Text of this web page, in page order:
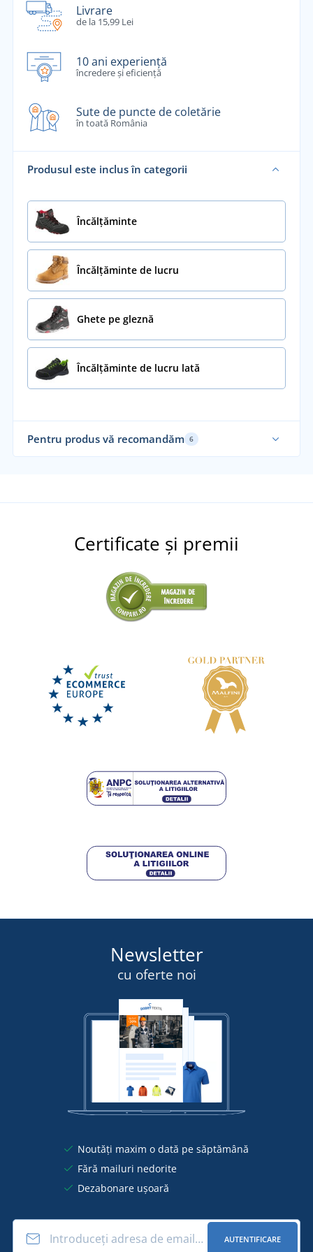
Livrare
de la 15,99 Lei
10 ani experiență
încredere și eficiență
Sute de puncte de coletărie
în toată România
Produsul este inclus în categorii
Încălţăminte
Încălțăminte de lucru
Ghete pe gleznă
Încălțăminte de lucru lată
Pentru produs vă recomandăm 6
Sandale de lucru TRON S1PS ESD 4WIDE
284,75 lei
DETALII
Certificate și premii
Newsletter
cu oferte noi
Noutăți maxim o dată pe săptămână
Fără mailuri nedorite
Dezabonare ușoară
AUTENTIFICARE